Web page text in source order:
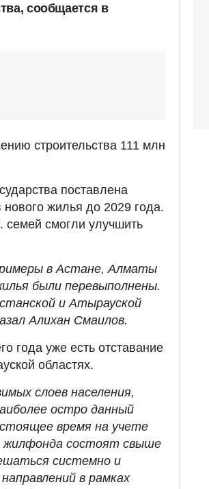
сообщается в
строительства 111 млн
поставлена
жилья до 2029 года.
смогли улучшить
в Астане, Алматы
были перевыполнены.
и Атырауской
Алихан Смаилов.
года уже есть отставание
областях.
слоев населения,
остро данный
время на учете
жилфонда состоят свыше
системно и
в рамках